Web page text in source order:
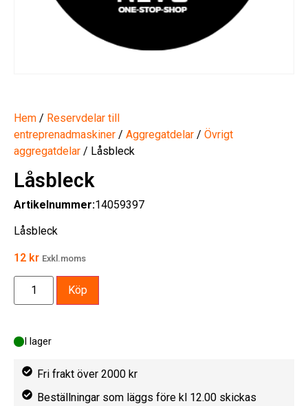
Hem / Reservdelar till
entreprenadmaskiner / Aggregatdelar / Övrigt
aggregatdelar / Låsbleck
Låsbleck
Artikelnummer:14059397
Låsbleck
12 kr Exkl.moms
I lager
Köp
Fri frakt över 2000 kr
Beställningar som läggs före kl 12.00 skickas